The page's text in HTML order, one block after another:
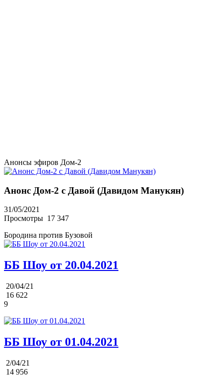
Анонсы эфиров Дом-2
Анонс Дом-2 с Давой (Давидом Манукян)
31/05/2021
Просмотры 17 347
Бородина против Бузовой
ББ Шоу от 20.04.2021
20/04/21
16 622
9
ББ Шоу от 01.04.2021
2/04/21
14 956